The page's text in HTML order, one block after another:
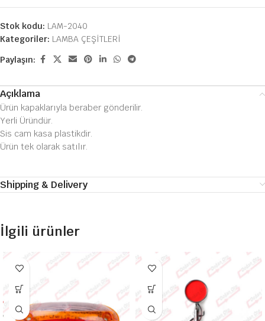
Stok kodu: LAM-2040
Kategoriler: LAMBA ÇEŞİTLERİ
Paylaşın:
Açıklama
Ürün kapaklarıyla beraber gönderilir.
Yerli Üründür.
Sis cam kasa plastikdir.
Ürün tek olarak satılır.
Shipping & Delivery
İlgili ürünler